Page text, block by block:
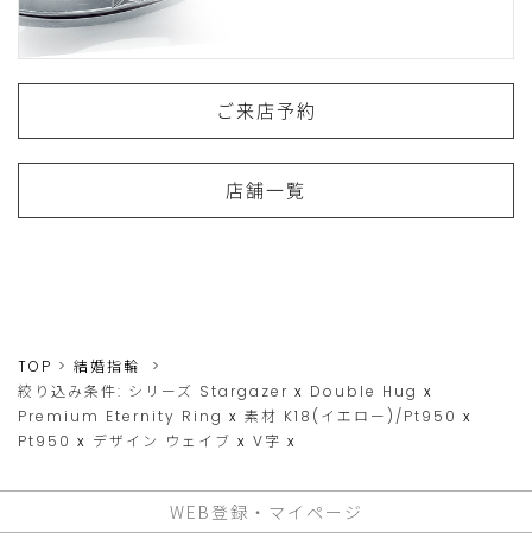
ご来店予約
店舗一覧
TOP
結婚指輪
絞り込み条件: シリーズ Stargazer x Double Hug x
Premium Eternity Ring x 素材 K18(イエロー)/Pt950 x
Pt950 x デザイン ウェイブ x V字 x
WEB登録・マイページ